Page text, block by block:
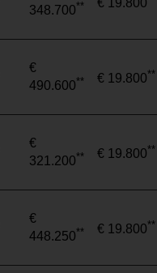
348.700** € 19.800
€
490.600** € 19.800**
€
321.200** € 19.800**
€
448.250** € 19.800**